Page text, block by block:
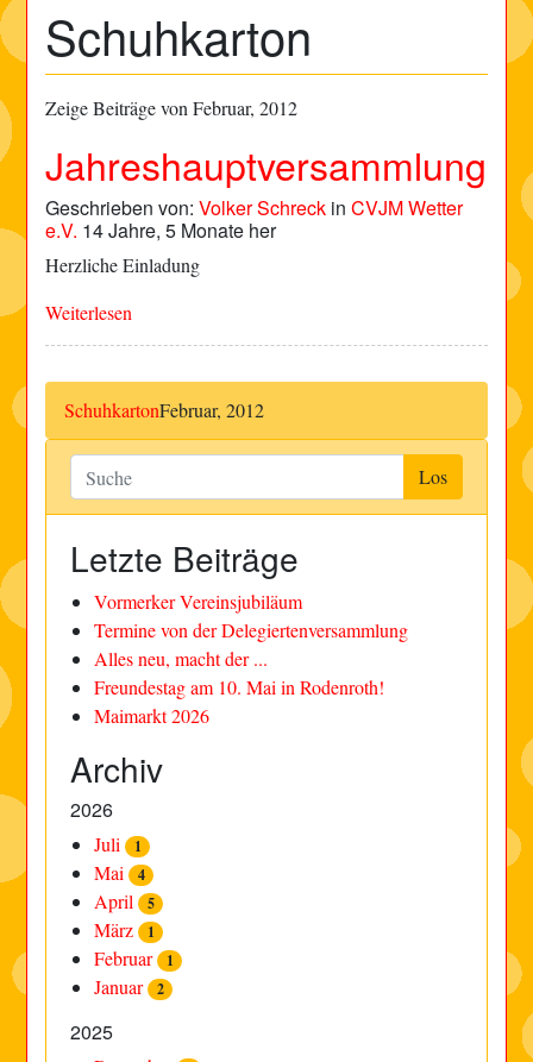
Schuhkarton
Zeige Beiträge von Februar, 2012
Jahreshauptversammlung
Geschrieben von:Volker Schreck inCVJM Wetter
e.V. 14 Jahre, 5 Monate her
Herzliche Einladung
Weiterlesen
SchuhkartonFebruar, 2012
Letzte Beiträge
Vormerker Vereinsjubiläum
Termine von der Delegiertenversammlung
Alles neu, macht der ...
Freundestag am 10. Mai in Rodenroth!
Maimarkt 2026
Archiv
2026
Juli 1
Mai 4
April 5
März 1
Februar 1
Januar 2
2025